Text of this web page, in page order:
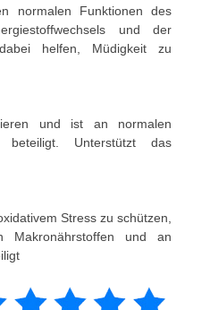
normalen Funktionen des
und der
helfen, Müdigkeit zu
und ist an normalen
beteiligt. Unterstützt das
Stress zu schützen,
Makronährstoffen und an